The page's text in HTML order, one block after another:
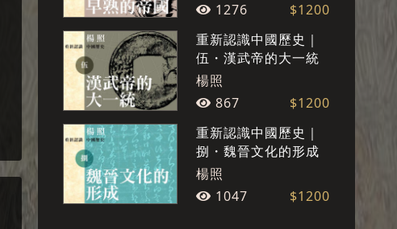
1276
$1200
重新認識中國歷史｜
伍・漢武帝的大一統
楊照
867
$1200
重新認識中國歷史｜
捌・魏晉文化的形成
楊照
1047
$1200